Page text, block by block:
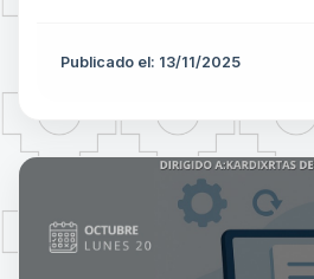
Publicado el: 13/11/2025